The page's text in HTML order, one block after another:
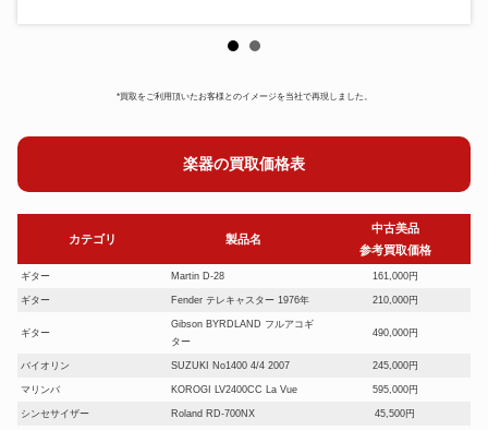
*買取をご利用頂いたお客様とのイメージを当社で再現しました。
楽器の買取価格表
カテゴリ 製品名
中古美品
参考買取価格
ギター Martin D-28 161,000円
ギター Fender テレキャスター 1976年 210,000円
ギター
Gibson BYRDLAND フルアコギ
ター
490,000円
バイオリン SUZUKI No1400 4/4 2007 245,000円
マリンバ KOROGI LV2400CC La Vue 595,000円
シンセサイザー Roland RD-700NX 45,500円